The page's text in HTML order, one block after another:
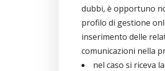
dubbi, è opportuno
profilo di gestione
inserimento delle
comunicazioni nella
nel caso si riceva